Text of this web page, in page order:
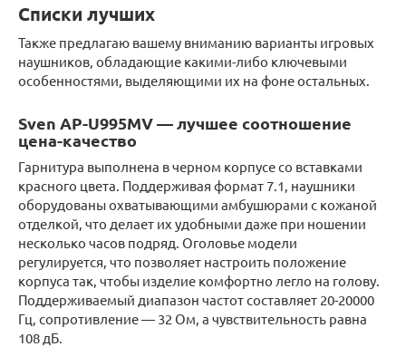
Списки лучших
Также предлагаю вашему вниманию варианты игровых
наушников, обладающие какими-либо ключевыми
особенностями, выделяющими их на фоне остальных.
Sven AP-U995MV — лучшее соотношение
цена-качество
Гарнитура выполнена в черном корпусе со вставками
красного цвета. Поддерживая формат 7.1, наушники
оборудованы охватывающими амбушюрами с кожаной
отделкой, что делает их удобными даже при ношении
несколько часов подряд. Оголовье модели
регулируется, что позволяет настроить положение
корпуса так, чтобы изделие комфортно легло на голову.
Поддерживаемый диапазон частот составляет 20-20000
Гц, сопротивление — 32 Ом, а чувствительность равна
108 дБ.